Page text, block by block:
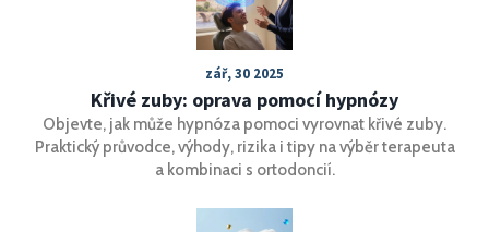
zář, 30 2025
Křivé zuby: oprava pomocí hypnózy
Objevte, jak může hypnóza pomoci vyrovnat křivé zuby.
Praktický průvodce, výhody, rizika i tipy na výběr terapeuta
a kombinaci s ortodoncií.